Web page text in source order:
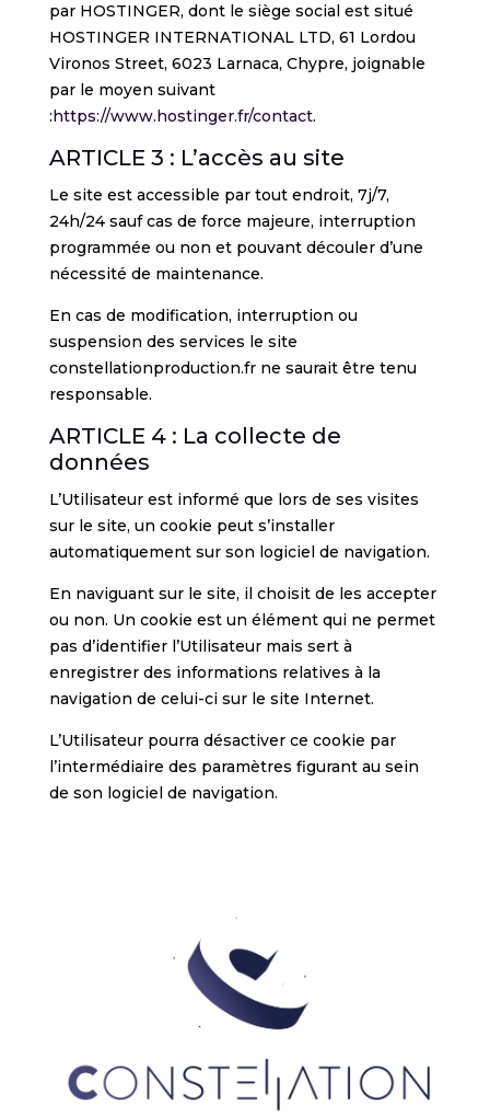
par HOSTINGER, dont le siège social est situé
HOSTINGER INTERNATIONAL LTD, 61 Lordou
Vironos Street, 6023 Larnaca, Chypre, joignable
par le moyen suivant
:https://www.hostinger.fr/contact.
ARTICLE 3 : L’accès au site
Le site est accessible par tout endroit, 7j/7,
24h/24 sauf cas de force majeure, interruption
programmée ou non et pouvant découler d’une
nécessité de maintenance.
En cas de modification, interruption ou
suspension des services le site
constellationproduction.fr ne saurait être tenu
responsable.
ARTICLE 4 : La collecte de
données
L’Utilisateur est informé que lors de ses visites
sur le site, un cookie peut s’installer
automatiquement sur son logiciel de navigation.
En naviguant sur le site, il choisit de les accepter
ou non. Un cookie est un élément qui ne permet
pas d’identifier l’Utilisateur mais sert à
enregistrer des informations relatives à la
navigation de celui-ci sur le site Internet.
L’Utilisateur pourra désactiver ce cookie par
l’intermédiaire des paramètres figurant au sein
de son logiciel de navigation.